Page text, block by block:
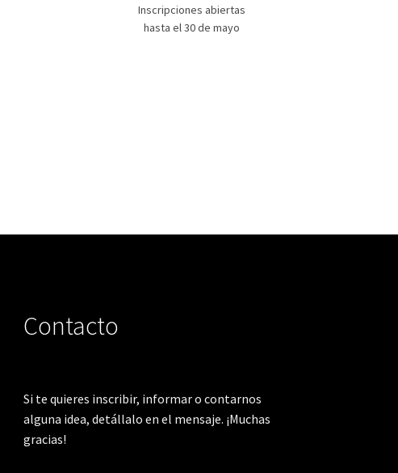
Inscripciones abiertas
hasta el 30 de mayo
Contacto
Si te quieres inscribir, informar o contarnos
alguna idea, detállalo en el mensaje. ¡Muchas
gracias!